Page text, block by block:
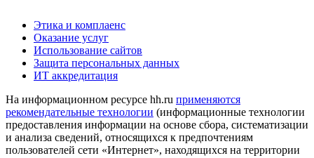
Этика и комплаенс
Оказание услуг
Использование сайтов
Защита персональных данных
ИТ аккредитация
На информационном ресурсе hh.ru применяются
рекомендательные технологии (информационные технологии
предоставления информации на основе сбора, систематизации
и анализа сведений, относящихся к предпочтениям
пользователей сети «Интернет», находящихся на территории